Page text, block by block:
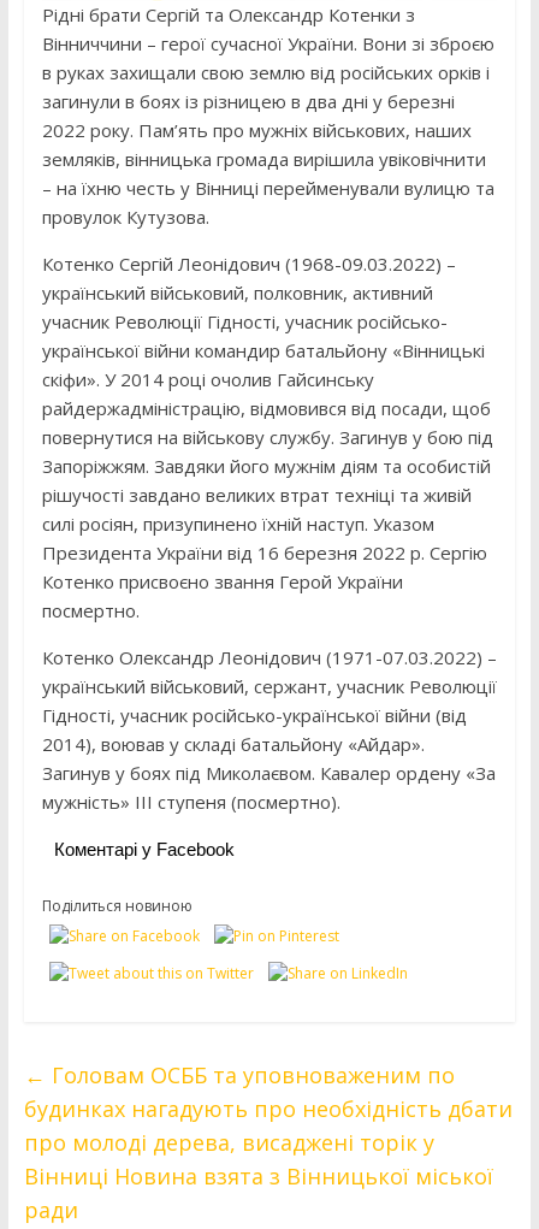
Рідні брати Сергій та Олександр Котенки з
Вінниччини – герої сучасної України. Вони зі зброєю
в руках захищали свою землю від російських орків і
загинули в боях із різницею в два дні у березні
2022 року. Пам’ять про мужніх військових, наших
земляків, вінницька громада вирішила увіковічнити
– на їхню честь у Вінниці перейменували вулицю та
провулок Кутузова.
Котенко Сергій Леонідович (1968-09.03.2022) –
український військовий, полковник, активний
учасник Революції Гідності, учасник російсько-
української війни командир батальйону «Вінницькі
скіфи». У 2014 році очолив Гайсинську
райдержадміністрацію, відмовився від посади, щоб
повернутися на військову службу. Загинув у бою під
Запоріжжям. Завдяки його мужнім діям та особистій
рішучості завдано великих втрат техніці та живій
силі росіян, призупинено їхній наступ. Указом
Президента України від 16 березня 2022 р. Сергію
Котенко присвоєно звання Герой України
посмертно.
Котенко Олександр Леонідович (1971-07.03.2022) –
український військовий, сержант, учасник Революції
Гідності, учасник російсько-української війни (від
2014), воював у складі батальйону «Айдар».
Загинув у боях під Миколаєвом. Кавалер ордену «За
мужність» III ступеня (посмертно).
Коментарі у Facebook
Поділиться новиною
← Головам ОСББ та уповноваженим по
будинках нагадують про необхідність дбати
про молоді дерева, висаджені торік у
Вінниці Новина взята з Вінницької міської
ради